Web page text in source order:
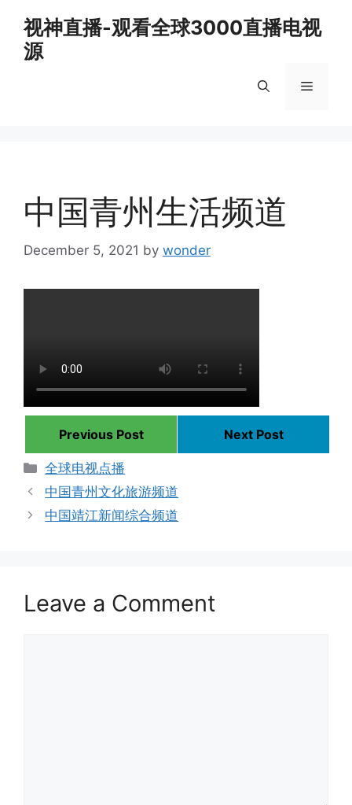
content
视神直播-观看全球3000直播电视
源
Menu
中国青州生活频道
December 5, 2021 by wonder
Previous Post
Next Post
Categories
全球电视点播
中国青州文化旅游频道
中国靖江新闻综合频道
Leave a Comment